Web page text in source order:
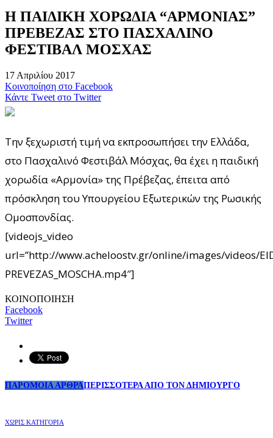
Η ΠΑΙΔΙΚΗ ΧΟΡΩΔΙΑ “ΑΡΜΟΝΙΑΣ”
ΠΡΕΒΕΖΑΣ ΣΤΟ ΠΑΣΧΑΛΙΝΟ
ΦΕΣΤΙΒΑΛ ΜΟΣΧΑΣ
17 Απριλίου 2017
Κοινοποίηση στο Facebook
Κάντε Tweet στο Twitter
Την ξεχωριστή τιμή να εκπροσωπήσει την Ελλάδα,
στο Πασχαλινό Φεστιβάλ Μόσχας, θα έχει η παιδική
χορωδία «Αρμονία» της Πρέβεζας, έπειτα από
πρόσκληση του Υπουργείου Εξωτερικών της Ρωσικής
Ομοσπονδίας.
[videojs_video
url=”http://www.acheloostv.gr/online/images/videos/
PREVEZAS_MOSCHA.mp4″]
ΚΟΙΝΟΠΟΙΗΣΗ
Facebook
Twitter
ΠΑΡΟΜΟΙΑ ΑΡΘΡΑΠΕΡΙΣΣΟΤΕΡΑ ΑΠΟ ΤΟΝ ΔΗΜΙΟΥΡΓΟ
ΧΩΡΊΣ ΚΑΤΗΓΟΡΊΑ